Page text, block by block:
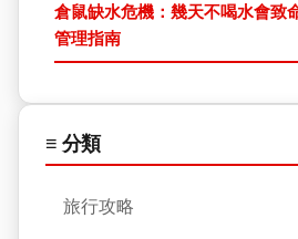
倉鼠缺水危機：幾天不喝水會致
管理指南
≡ 分類
旅行攻略